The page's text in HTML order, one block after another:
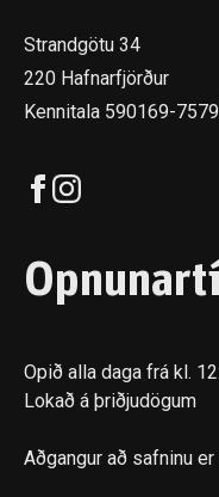
Strandgötu 34
220 Hafnarfjörður
Kennitala 590169-7579
Opið alla daga frá kl.
Lokað á þriðjudögum
Aðgangur að safninu